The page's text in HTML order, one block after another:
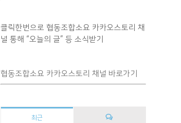
클릭한번으로 협동조합소요 카카오스토리 채
널 통해 “오늘의 글” 등 소식받기
협동조합소요 카카오스토리 채널 바로가기
최근